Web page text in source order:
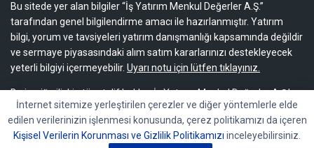
Bu sitede yer alan bilgiler “İş Yatırım Menkul Değerler A.Ş.”
tarafından genel bilgilendirme amacı ile hazırlanmıştır. Yatırım
bilgi, yorum ve tavsiyeleri yatırım danışmanlığı kapsamında değildir
ve sermaye piyasasındaki alım satım kararlarınızı destekleyecek
yeterli bilgiyi içermeyebilir. Uyarı notu için lütfen tıklayınız.
Bu içeriğe ilişkin tüm telif hakları İş Yatırım Menkul Değerler A.Ş.’ye
aittir. Bu içerik, açık iznimiz olmaksızın başkaları tarafından
herhangi bir amaçla, kısmen veya tamamen çoğaltılamaz,
dağıtılamaz, yayımlanamaz veya değiştirilemez.
İnternet sitemize yerleştirilen çerezler ve diğer yöntemlerle elde
edilen verilerinizin işlenmesi konusunda, çerez politikamızı da içeren
Kişisel Verilerin Korunması ve Gizlilik Politikamızı inceleyebilirsiniz.